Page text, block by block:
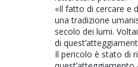
«Il fatto di cercare e
una tradizione
secolo dei lumi.
di
Il pericolo è stato di